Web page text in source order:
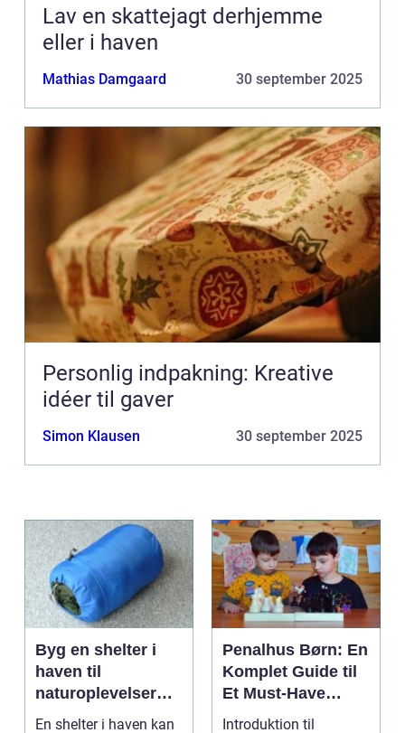
Lav en skattejagt derhjemme
eller i haven
Mathias Damgaard 30 september 2025
Personlig indpakning: Kreative
idéer til gaver
Simon Klausen 30 september 2025
Byg en shelter i
haven til
naturoplevelser
hjemme
En shelter i haven kan
Penalhus Børn: En
Komplet Guide til
Et Must-Have
Tilbehør
Introduktion til